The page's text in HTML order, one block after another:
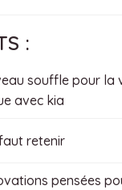
:
souffle pour la
avec kia
retenir
pensées